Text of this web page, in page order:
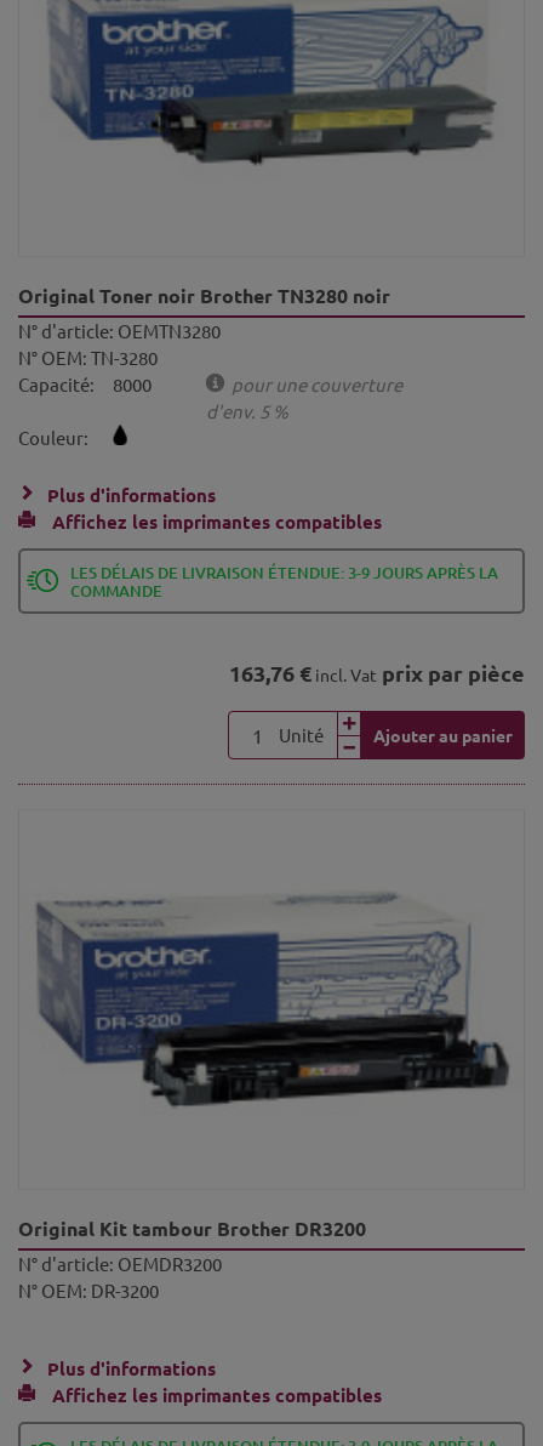
Original Toner noir Brother TN3280 noir
N° d'article: OEMTN3280
N° OEM: TN-3280
Capacité:
8000
pour une couverture
d'env. 5 %
Couleur:
Plus d'informations
Affichez les imprimantes compatibles
LES DÉLAIS DE LIVRAISON ÉTENDUE: 3-9 JOURS APRÈS LA
COMMANDE
163,76 € incl. Vat prix par pièce
Unité Ajouter au panier
Original Kit tambour Brother DR3200
N° d'article: OEMDR3200
N° OEM: DR-3200
Plus d'informations
Affichez les imprimantes compatibles